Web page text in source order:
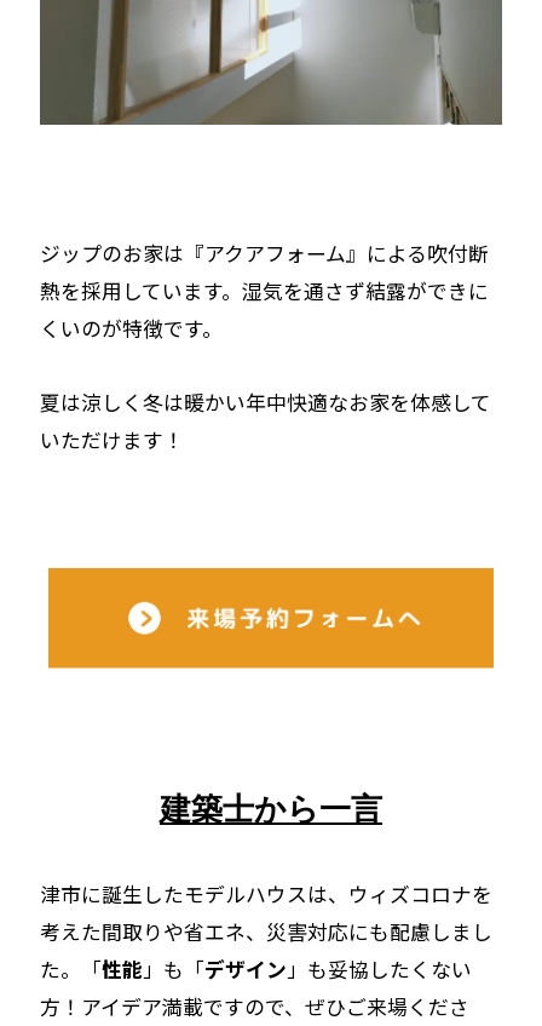
ジップのお家は『アクアフォーム』による吹付断
熱を採用しています。湿気を通さず結露ができに
くいのが特徴です。
夏は涼しく冬は暖かい年中快適なお家を体感して
いただけます！
建築士から一言
津市に誕生したモデルハウスは、ウィズコロナを
考えた間取りや省エネ、災害対応にも配慮しまし
た。「性能」も「デザイン」も妥協したくない
方！アイデア満載ですので、ぜひご来場くださ